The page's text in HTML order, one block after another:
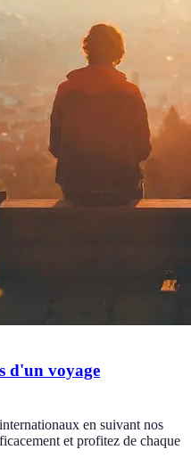
d'un voyage
en suivant nos
et profitez de chaque